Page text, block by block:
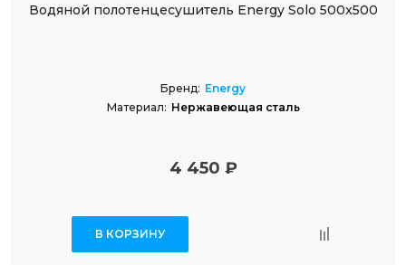
Водяной полотенцесушитель Energy Solo 500x500
Бренд: Energy
Материал: Нержавеющая сталь
4 450 ₽
В КОРЗИНУ